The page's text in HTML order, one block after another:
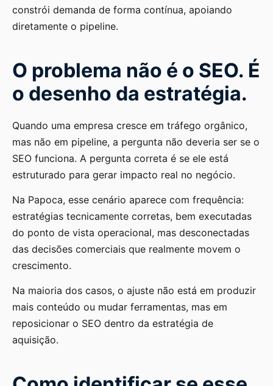
constrói demanda de forma contínua, apoiando
diretamente o pipeline.
O problema não é o SEO. É
o desenho da estratégia.
Quando uma empresa cresce em tráfego orgânico,
mas não em pipeline, a pergunta não deveria ser se o
SEO funciona. A pergunta correta é se ele está
estruturado para gerar impacto real no negócio.
Na Papoca, esse cenário aparece com frequência:
estratégias tecnicamente corretas, bem executadas
do ponto de vista operacional, mas desconectadas
das decisões comerciais que realmente movem o
crescimento.
Na maioria dos casos, o ajuste não está em produzir
mais conteúdo ou mudar ferramentas, mas em
reposicionar o SEO dentro da estratégia de
aquisição.